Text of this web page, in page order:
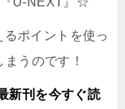
ポイントを使っ
うのです！
新刊を今すぐ読